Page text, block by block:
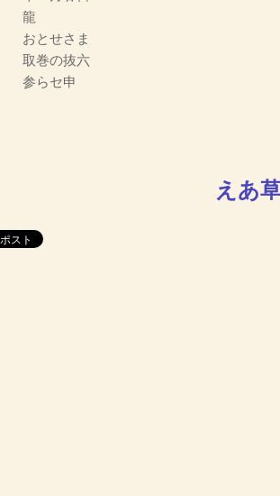
龍
おとせさま
取巻の抜六
参らセ申
えあ